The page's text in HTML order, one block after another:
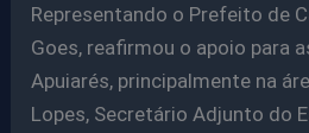
Representando o Prefeito de
Goes, reafirmou o apoio para
Apuiarés, principalmente na
Lopes, Secretário Adjunto do